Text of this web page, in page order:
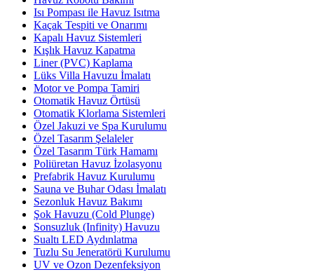
Isı Pompası ile Havuz Isıtma
Kaçak Tespiti ve Onarımı
Kapalı Havuz Sistemleri
Kışlık Havuz Kapatma
Liner (PVC) Kaplama
Lüks Villa Havuzu İmalatı
Motor ve Pompa Tamiri
Otomatik Havuz Örtüsü
Otomatik Klorlama Sistemleri
Özel Jakuzi ve Spa Kurulumu
Özel Tasarım Şelaleler
Özel Tasarım Türk Hamamı
Poliüretan Havuz İzolasyonu
Prefabrik Havuz Kurulumu
Sauna ve Buhar Odası İmalatı
Sezonluk Havuz Bakımı
Şok Havuzu (Cold Plunge)
Sonsuzluk (Infinity) Havuzu
Sualtı LED Aydınlatma
Tuzlu Su Jeneratörü Kurulumu
UV ve Ozon Dezenfeksiyon